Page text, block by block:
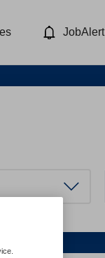
JobAlert